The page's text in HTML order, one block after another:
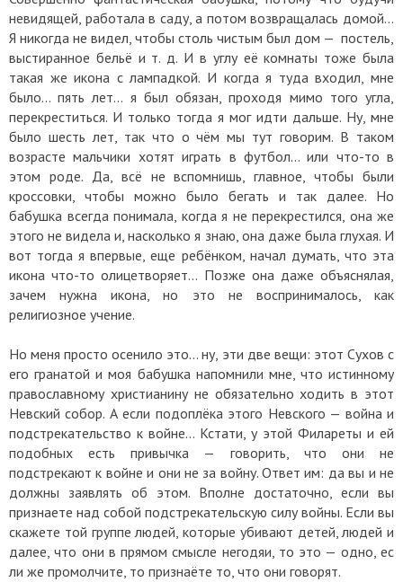
невидящей, работала в саду, а потом возвращалась домой...
Я никогда не видел, чтобы столь чистым был дом — постель,
выстиранное бельё и т. д. И в углу её комнаты тоже была
такая же икона с лампадкой. И когда я туда входил, мне
было... пять лет... я был обязан, проходя мимо того угла,
перекреститься. И только тогда я мог идти дальше. Ну, мне
было шесть лет, так что о чём мы тут говорим. В таком
возрасте мальчики хотят играть в футбол... или что-то в
этом роде. Да, всё не вспомнишь, главное, чтобы были
кроссовки, чтобы можно было бегать и так далее. Но
бабушка всегда понимала, когда я не перекрестился, она же
этого не видела и, насколько я знаю, она даже была глухая. И
вот тогда я впервые, еще ребёнком, начал думать, что эта
икона что-то олицетворяет... Позже она даже объяснялая,
зачем нужна икона, но это не воспринималось, как
религиозное учение.
Но меня просто осенило это... ну, эти две вещи: этот Сухов с
его гранатой и моя бабушка напомнили мне, что истинному
православному христианину не обязательно ходить в этот
Невский собор. А если подоплёка этого Невского — война и
подстрекательство к войне... Кстати, у этой Филареты и ей
подобных есть привычка — говорить, что они не
подстрекают к войне и они не за войну. Ответ им: да вы и не
должны заявлять об этом. Вполне достаточно, если вы
признаете над собой подстрекательскую силу войны. Если вы
скажете той группе людей, которые убивают детей, людей и
далее, что они в прямом смысле негодяи, то это — одно, ес
ли же промолчите, то признаёте то, что они говорят.